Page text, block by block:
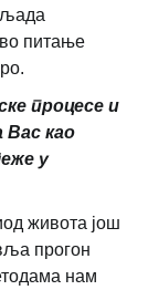
питање
процесе и
Вас као
у
живота још
прогон
нам